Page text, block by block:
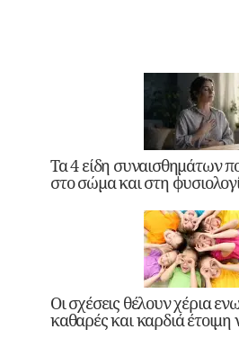
Τα 4 είδη συναισθημάτων
στο σώμα και στη
Οι σχέσεις θέλουν χέρια
καθαρές και καρδιά έτοιμη